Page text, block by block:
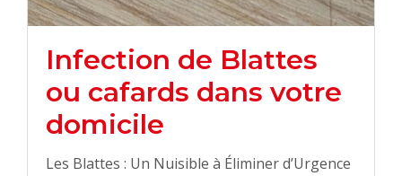
Infection de Blattes
ou cafards dans votre
domicile
Les Blattes : Un Nuisible à Éliminer d’Urgence